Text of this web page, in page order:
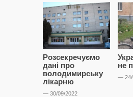
Розсекречуємо
дані про
володимирську
лікарню
— 30/09/2022
не
— 24/